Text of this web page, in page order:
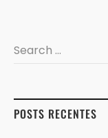
Search …
POSTS RECENTES